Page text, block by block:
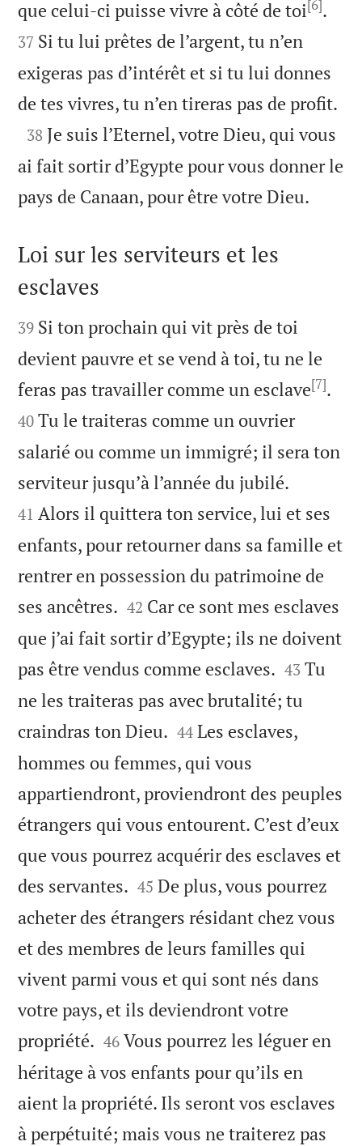
que celui-ci puisse vivre à côté de toi[6].
37 Si tu lui prêtes de l’argent, tu n’en
exigeras pas d’intérêt et si tu lui donnes
de tes vivres, tu n’en tireras pas de profit.

38 Je suis l’Eternel, votre Dieu, qui vous
ai fait sortir d’Egypte pour vous donner le
pays de Canaan, pour être votre Dieu.

Loi sur les serviteurs et les
esclaves

39 Si ton prochain qui vit près de toi
devient pauvre et se vend à toi, tu ne le
feras pas travailler comme un esclave[7].
40 Tu le traiteras comme un ouvrier
salarié ou comme un immigré; il sera ton
serviteur jusqu’à l’année du jubilé.
41 Alors il quittera ton service, lui et ses
enfants, pour retourner dans sa famille et
rentrer en possession du patrimoine de
ses ancêtres. 

42 Car ce sont mes esclaves
que j’ai fait sortir d’Egypte; ils ne doivent
pas être vendus comme esclaves. 

43 Tu
ne les traiteras pas avec brutalité; tu
craindras ton Dieu. 

44 Les esclaves,
hommes ou femmes, qui vous
appartiendront, proviendront des peuples
étrangers qui vous entourent. C’est d’eux
que vous pourrez acquérir des esclaves et
des servantes. 

45 De plus, vous pourrez
acheter des étrangers résidant chez vous
et des membres de leurs familles qui
vivent parmi vous et qui sont nés dans
votre pays, et ils deviendront votre
propriété. 

46 Vous pourrez les léguer en
héritage à vos enfants pour qu’ils en
aient la propriété. Ils seront vos esclaves
à perpétuité; mais vous ne traiterez pas